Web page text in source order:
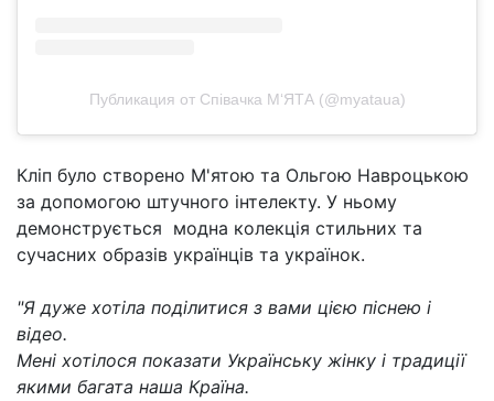
Публикация от Співачка М‘ЯТА (@myataua)
Кліп було створено М'ятою та Ольгою Навроцькою
за допомогою штучного інтелекту. У ньому
демонструється модна колекція стильних та
сучасних образів українців та українок.
"Я дуже хотіла поділитися з вами цією піснею і
відео.
Мені хотілося показати Українську жінку і традиції
якими багата наша Країна.